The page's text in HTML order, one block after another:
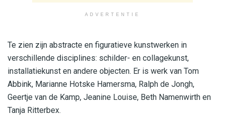
ADVERTENTIE
Te zien zijn abstracte en figuratieve kunstwerken in
verschillende disciplines: schilder- en collagekunst,
installatiekunst en andere objecten. Er is werk van Tom
Abbink, Marianne Hotske Hamersma, Ralph de Jongh,
Geertje van de Kamp, Jeanine Louise, Beth Namenwirth en
Tanja Ritterbex.